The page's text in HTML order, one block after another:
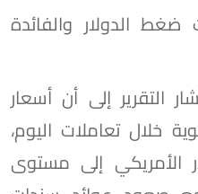
الدولار والفائدة
التقرير إلى أن أسعار
خلال تعاملات اليوم،
الأمريكي إلى مستوى